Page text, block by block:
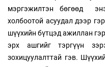
мэргэжилтэн бөгөөд
холбоотой асуудал дээр
шүүхийн бүтцэд ажиллан
эрх ашгийг тэргүүн
зохицуулалттай гэв.